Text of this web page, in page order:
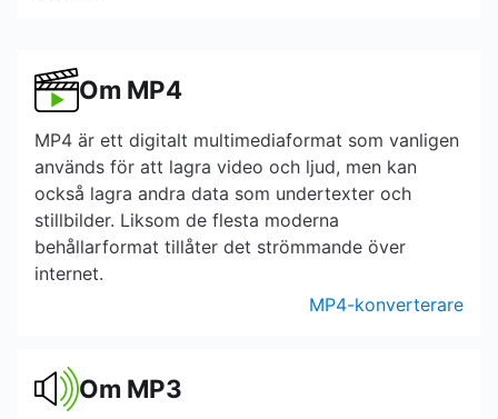
Om MP4
MP4 är ett digitalt multimediaformat som vanligen
används för att lagra video och ljud, men kan
också lagra andra data som undertexter och
stillbilder. Liksom de flesta moderna
behållarformat tillåter det strömmande över
internet.
MP4-konverterare
Om MP3